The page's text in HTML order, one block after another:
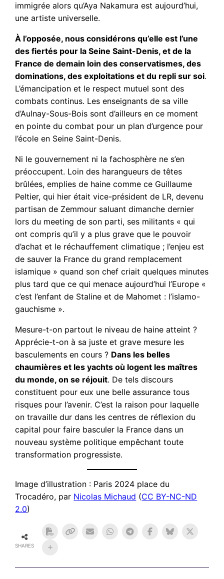
immigrée alors qu’Aya Nakamura est aujourd’hui,
une artiste universelle.
À l’opposée, nous considérons qu’elle est l’une
des fiertés pour la Seine Saint-Denis, et de la
France de demain loin des conservatismes, des
dominations, des exploitations et du repli sur soi.
L’émancipation et le respect mutuel sont des
combats continus. Les enseignants de sa ville
d’Aulnay-Sous-Bois sont d’ailleurs en ce moment
en pointe du combat pour un plan d’urgence pour
l’école en Seine Saint-Denis.
Ni le gouvernement ni la fachosphère ne s’en
préoccupent. Loin des harangueurs de têtes
brûlées, emplies de haine comme ce Guillaume
Peltier, qui hier était vice-président de LR, devenu
partisan de Zemmour saluant dimanche dernier
lors du meeting de son parti, ses militants « qui
ont compris qu’il y a plus grave que le pouvoir
d’achat et le réchauffement climatique ; l’enjeu est
de sauver la France du grand remplacement
islamique » quand son chef criait quelques minutes
plus tard que ce qui menace aujourd’hui l’Europe «
c’est l’enfant de Staline et de Mahomet : l’islamo-
gauchisme ».
Mesure-t-on partout le niveau de haine atteint ?
Apprécie-t-on à sa juste et grave mesure les
basculements en cours ? Dans les belles
chaumières et les yachts où logent les maîtres
du monde, on se réjouit. De tels discours
constituent pour eux une belle assurance tous
risques pour l’avenir. C’est la raison pour laquelle
on travaille dur dans les centres de réflexion du
capital pour faire basculer la France dans un
nouveau système politique empêchant toute
transformation progressiste.
Image d’illustration : Paris 2024 place du
Trocadéro, par Nicolas Michaud (CC BY-NC-ND
2.0)
SHARES